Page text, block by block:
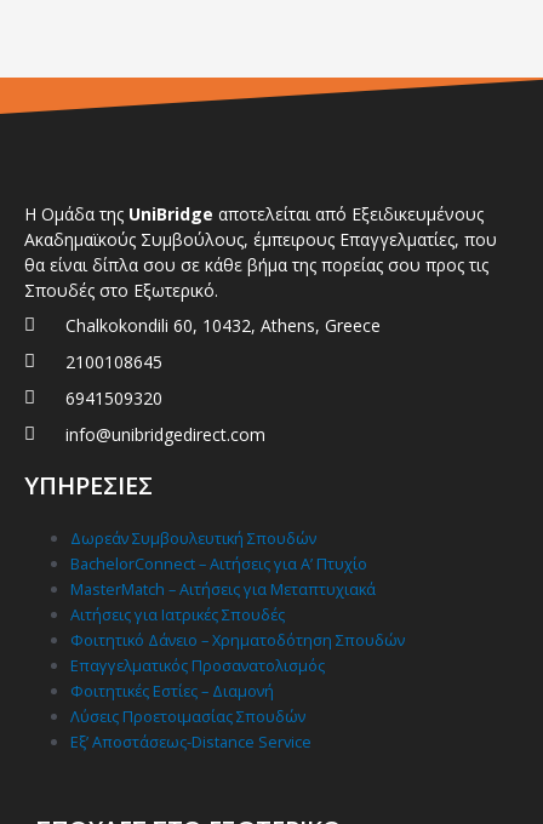
Η Ομάδα της UniBridge αποτελείται από Εξειδικευμένους
Ακαδημαϊκούς Συμβούλους, έμπειρους Επαγγελματίες, που
θα είναι δίπλα σου σε κάθε βήμα της πορείας σου προς τις
Σπουδές στο Εξωτερικό.
Chalkokondili 60, 10432, Athens, Greece
2100108645
6941509320
info@unibridgedirect.com
ΥΠΗΡΕΣΙΕΣ
Δωρεάν Συμβουλευτική Σπουδών
BachelorConnect – Αιτήσεις για Α’ Πτυχίο
MasterMatch – Αιτήσεις για Μεταπτυχιακά
Αιτήσεις για Ιατρικές Σπουδές
Φοιτητικό Δάνειο – Χρηματοδότηση Σπουδών
Επαγγελματικός Προσανατολισμός
Φοιτητικές Εστίες – Διαμονή
Λύσεις Προετοιμασίας Σπουδών
Εξ’ Αποστάσεως-Distance Service